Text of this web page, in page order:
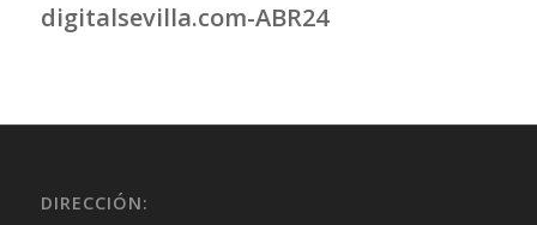
digitalsevilla.com-ABR24
DIRECCIÓN: